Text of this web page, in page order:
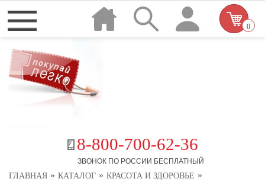
8-800-700-62-36
ЗВОНОК ПО РОССИИ БЕСПЛАТНЫЙ
0
ГЛАВНАЯ » КАТАЛОГ » КРАСОТА И ЗДОРОВЬЕ »